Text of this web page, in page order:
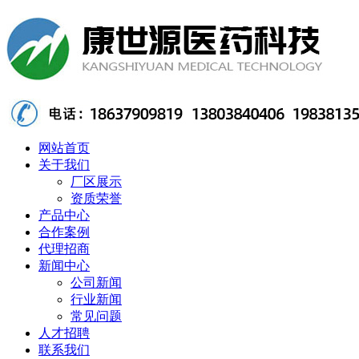
网站首页
关于我们
厂区展示
资质荣誉
产品中心
合作案例
代理招商
新闻中心
公司新闻
行业新闻
常见问题
人才招聘
联系我们